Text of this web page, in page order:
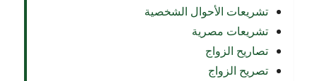
تشريعات الأحوال الشخصية
تشريعات مصرية
تصاريح الزواج
تصريح الزواج